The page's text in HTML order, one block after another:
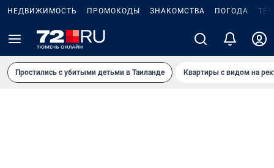
НЕДВИЖИМОСТЬ ПРОМОКОДЫ ЗНАКОМСТВА ПОГОДА
Простились с убитыми детьми в Таиланде Квартиры с видом на